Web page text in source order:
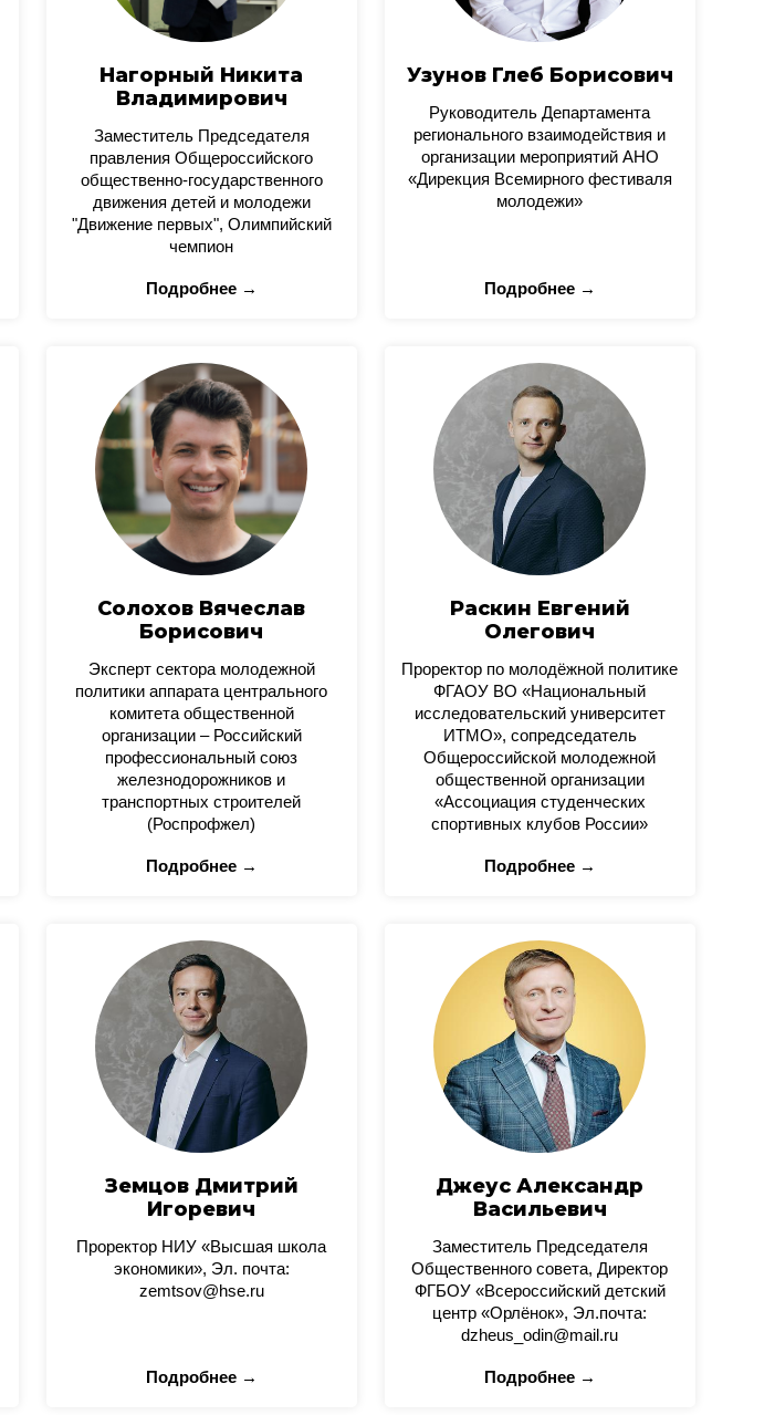
Нагорный Никита
Владимирович
Заместитель Председателя
правления Общероссийского
общественно-государственного
движения детей и молодежи
"Движение первых", Олимпийский
чемпион
Подробнее →
Узунов Глеб Борисович
Руководитель Департамента
регионального взаимодействия и
организации мероприятий АНО
«Дирекция Всемирного фестиваля
молодежи»
Подробнее →
Солохов Вячеслав
Борисович
Эксперт сектора молодежной
политики аппарата центрального
комитета общественной
организации – Российский
профессиональный союз
железнодорожников и
транспортных строителей
(Роспрофжел)
Подробнее →
Раскин Евгений
Олегович
Проректор по молодёжной политике
ФГАОУ ВО «Национальный
исследовательский университет
ИТМО», сопредседатель
Общероссийской молодежной
общественной организации
«Ассоциация студенческих
спортивных клубов России»
Подробнее →
Земцов Дмитрий
Игоревич
Проректор НИУ «Высшая школа
экономики», Эл. почта:
zemtsov@hse.ru
Подробнее →
Джеус Александр
Васильевич
Заместитель Председателя
Общественного совета, Директор
ФГБОУ «Всероссийский детский
центр «Орлёнок», Эл.почта:
dzheus_odin@mail.ru
Подробнее →